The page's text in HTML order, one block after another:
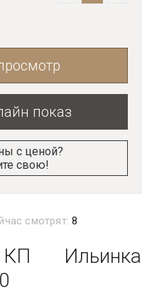
показ
с ценой?
свою!
смотрят:8
Ильинка